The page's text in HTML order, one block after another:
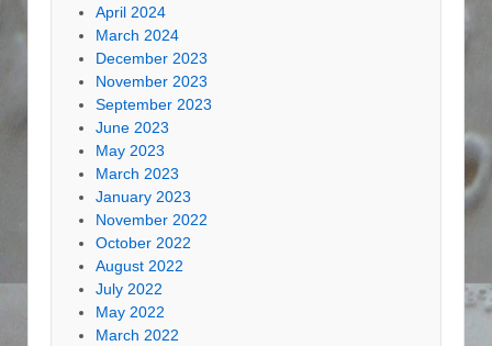
April 2024
March 2024
December 2023
November 2023
September 2023
June 2023
May 2023
March 2023
January 2023
November 2022
October 2022
August 2022
July 2022
May 2022
March 2022